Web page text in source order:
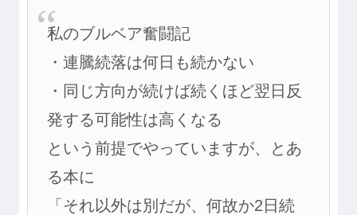
私のブルベア奮闘記
・連騰続落は何日も続かない
・同じ方向が続けば続くほど翌日反
発する可能性は高くなる
という前提でやっていますが、とあ
る本に
「それ以外は別だが、何故か2日続